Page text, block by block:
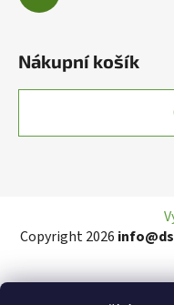
Nákupní košík
Copyright 2026